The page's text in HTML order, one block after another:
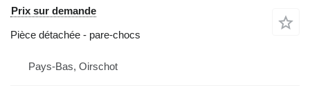
Prix sur demande
Pièce détachée - pare-chocs
Pays-Bas, Oirschot